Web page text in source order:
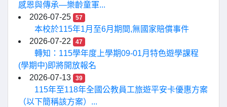
感恩與傳承—樂齡童軍...
2026-07-25
57
本校於115年1月至6月期間,無國家賠償事件
2026-07-22
47
轉知：115學年度上學期09-01月特色遊學課程
(學期中)即將開放報名
2026-07-13
39
115年至118年全國公教員工旅遊平安卡優惠方案
（以下簡稱該方案）...